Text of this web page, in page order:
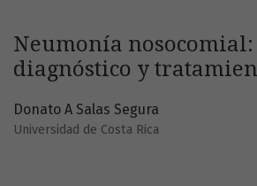
Neumonía
diagnóstico y
Donato A Salas Segura
Universidad de Costa Rica